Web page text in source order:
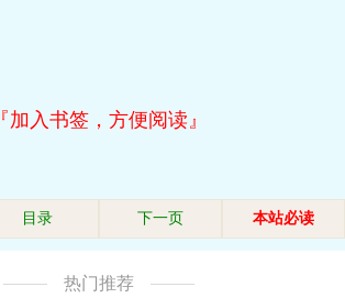
『加入书签，方便阅读』
目录 下一页 本站必读
热门推荐